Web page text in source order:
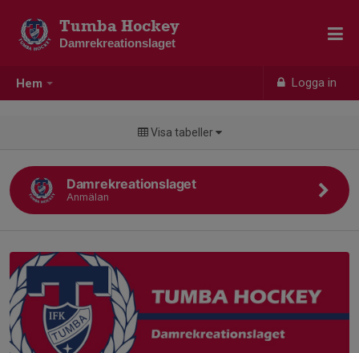
Hem Logga in
Tumba Hockey
Damrekreationslaget
Visa tabeller
Damrekreationslaget
Anmälan